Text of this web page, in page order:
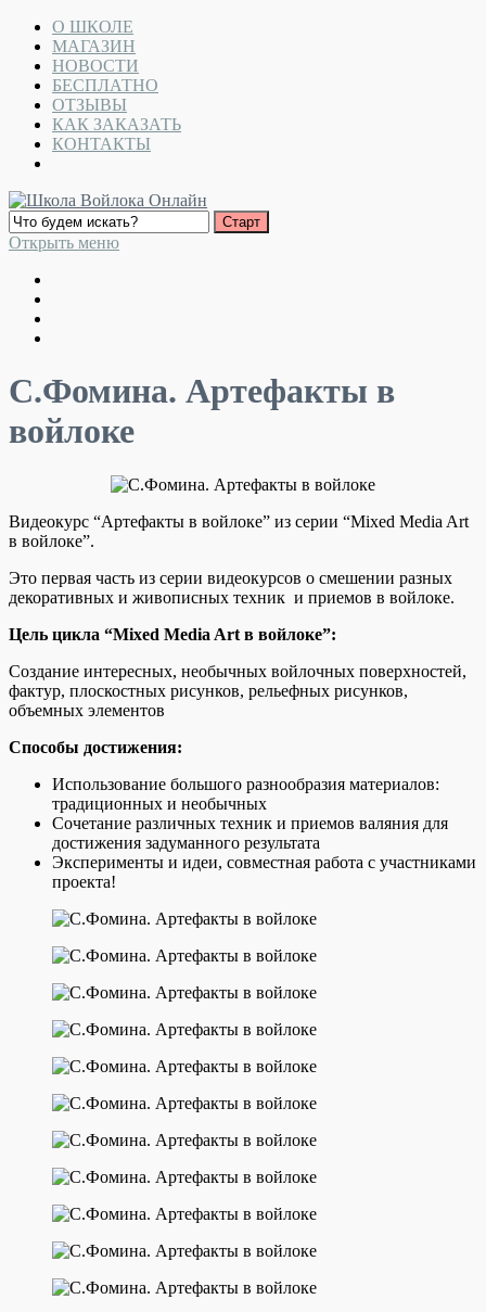
О ШКОЛЕ
МАГАЗИН
НОВОСТИ
БЕСПЛАТНО
ОТЗЫВЫ
КАК ЗАКАЗАТЬ
КОНТАКТЫ
Открыть меню
С.Фомина. Артефакты в
войлоке
Видеокурс “Артефакты в войлоке” из серии “Mixed Media Art
в войлоке”.
Это первая часть из серии видеокурсов о смешении разных
декоративных и живописных техник и приемов в войлоке.
Цель цикла “Mixed Media Art в войлоке”:
Создание интересных, необычных войлочных поверхностей,
фактур, плоскостных рисунков, рельефных рисунков,
объемных элементов
Способы достижения:
Использование большого разнообразия материалов:
традиционных и необычных
Сочетание различных техник и приемов валяния для
достижения задуманного результата
Эксперименты и идеи, совместная работа с участниками
проекта!